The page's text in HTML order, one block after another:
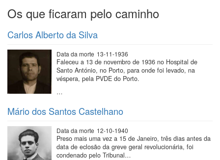
Os que ficaram pelo caminho
Carlos Alberto da Silva
Data da morte 13-11-1936
Faleceu a 13 de novembro de 1936 no Hospital de
Santo António, no Porto, para onde foi levado, na
véspera, pela PVDE do Porto.
…
Mário dos Santos Castelhano
Data da morte 12-10-1940
Preso mais uma vez a 15 de Janeiro, três dias antes da
data de eclosão da greve geral revolucionária, foi
condenado pelo Tribunal…